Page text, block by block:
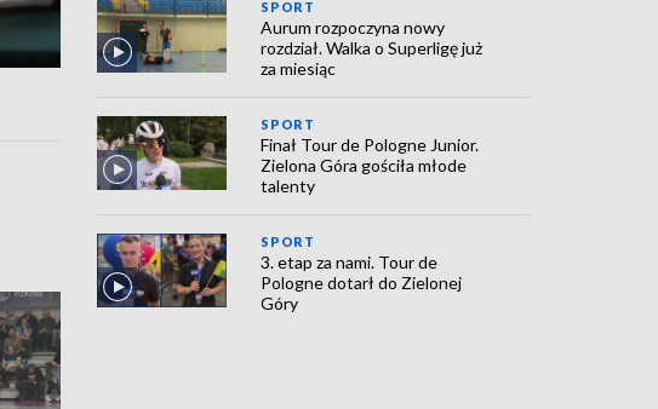
SPORT
Aurum rozpoczyna nowy
rozdział. Walka o Superligę już
za miesiąc
SPORT
Finał Tour de Pologne Junior.
Zielona Góra gościła młode
talenty
SPORT
3. etap za nami. Tour de
Pologne dotarł do Zielonej
Góry